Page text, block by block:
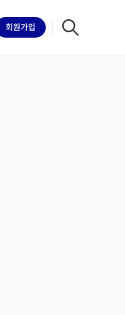
회원가입